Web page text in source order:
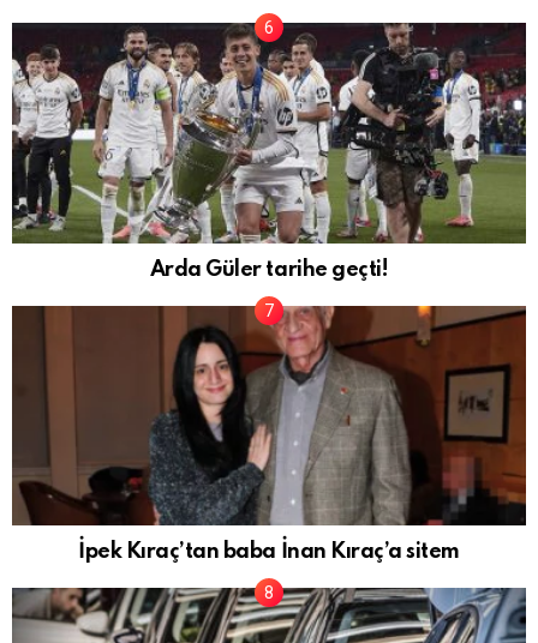
Arda Güler tarihe geçti!
İpek Kıraç’tan baba İnan Kıraç’a sitem